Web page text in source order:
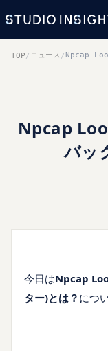
TOP / ニュース /Npcap
Npcap
バッ
今日はNpcap
ター)とは？ につ